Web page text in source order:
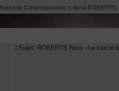
Romans Contemporains :: Nora ROBERTS
Sujet: ROBERTS Nora - Le